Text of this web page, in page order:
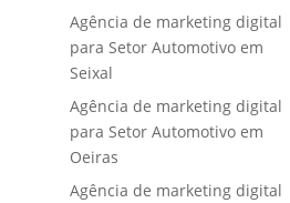
Agência de marketing digital
para Setor Automotivo em
Seixal
Agência de marketing digital
para Setor Automotivo em
Oeiras
Agência de marketing digital